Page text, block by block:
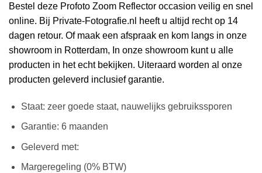
Bestel deze Profoto Zoom Reflector occasion veilig en snel
online. Bij Private-Fotografie.nl heeft u altijd recht op 14
dagen retour. Of maak een afspraak en kom langs in onze
showroom in Rotterdam, In onze showroom kunt u alle
producten in het echt bekijken. Uiteraard worden al onze
producten geleverd inclusief garantie.
Staat: zeer goede staat, nauwelijks gebruikssporen
Garantie: 6 maanden
Geleverd met:
Margeregeling (0% BTW)